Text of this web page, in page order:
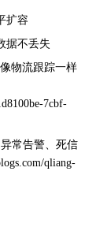
扩容
据不丢失
物流跟踪一样
7cbf-
常告警、死信
qliang-